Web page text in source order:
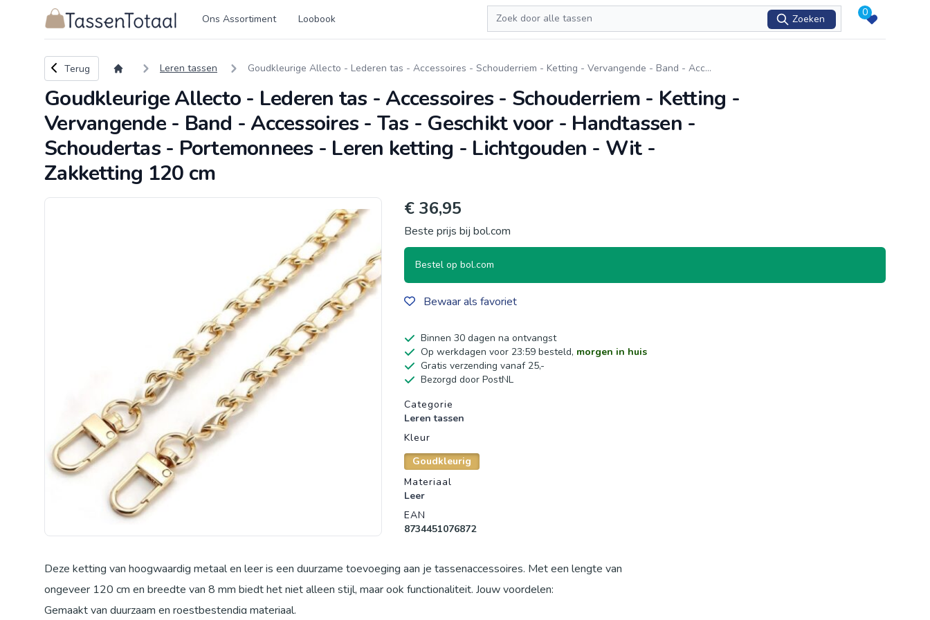
Logo Tassentotaal.nl Ons Assortiment Loobook
Zoeken
Zoeken
0
Terug naar overzicht
Terug Leren tassen Goudkleurige Allecto - Lederen tas - Accessoires - Schouderriem - Ketting - Vervangende - Band - Acc...
Goudkleurige Allecto - Lederen tas - Accessoires - Schouderriem - Ketting -
Vervangende - Band - Accessoires - Tas - Geschikt voor - Handtassen -
Schoudertas - Portemonnees - Leren ketting - Lichtgouden - Wit -
Zakketting 120 cm
€ 36,95
Beste prijs bij bol.com
Bestel op bol.com
Bewaar als favoriet
Binnen 30 dagen na ontvangst
Op werkdagen voor 23:59 besteld, morgen in huis
Gratis verzending vanaf 25,-
Bezorgd door PostNL
Productgegevens
Categorie
Leren tassen
Kleur
Goudkleurig
Materiaal
Leer
EAN
8734451076872
Deze ketting van hoogwaardig metaal en leer is een duurzame toevoeging aan je tassenaccessoires. Met een lengte van
ongeveer 120 cm en breedte van 8 mm biedt het niet alleen stijl, maar ook functionaliteit. Jouw voordelen:
Gemaakt van duurzaam en roestbestendig materiaal.